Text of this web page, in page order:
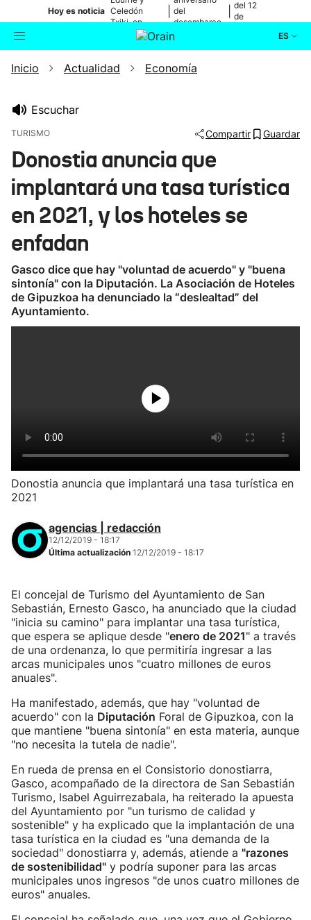
Hoy es noticia Celedón
Txiki, en
directo
del
desembarco
de Elkano
del 12
de
ES
Buscador Actualidad
Ikusmiran
Eguraldia
Inicio Actualidad Economía
Escuchar
TURISMO Compartir Guardar
Donostia anuncia que
implantará una tasa turística
en 2021, y los hoteles se
enfadan
Gasco dice que hay "voluntad de acuerdo" y "buena
sintonía" con la Diputación. La Asociación de Hoteles
de Gipuzkoa ha denunciado la “deslealtad” del
Ayuntamiento.
Donostia anuncia que implantará una tasa turística en
2021
agencias | redacción
12/12/2019 - 18:17
Última actualización 12/12/2019 - 18:17
El concejal de Turismo del Ayuntamiento de San
Sebastián, Ernesto Gasco, ha anunciado que la ciudad
"inicia su camino" para implantar una tasa turística,
que espera se aplique desde "enero de 2021" a través
de una ordenanza, lo que permitiría ingresar a las
arcas municipales unos "cuatro millones de euros
anuales".
Ha manifestado, además, que hay "voluntad de
acuerdo" con la Diputación Foral de Gipuzkoa, con la
que mantiene "buena sintonía" en esta materia, aunque
"no necesita la tutela de nadie".
En rueda de prensa en el Consistorio donostiarra,
Gasco, acompañado de la directora de San Sebastián
Turismo, Isabel Aguirrezabala, ha reiterado la apuesta
del Ayuntamiento por "un turismo de calidad y
sostenible" y ha explicado que la implantación de una
tasa turística en la ciudad es "una demanda de la
sociedad" donostiarra y, además, atiende a "razones
de sostenibilidad" y podría suponer para las arcas
municipales unos ingresos "de unos cuatro millones de
euros" anuales.